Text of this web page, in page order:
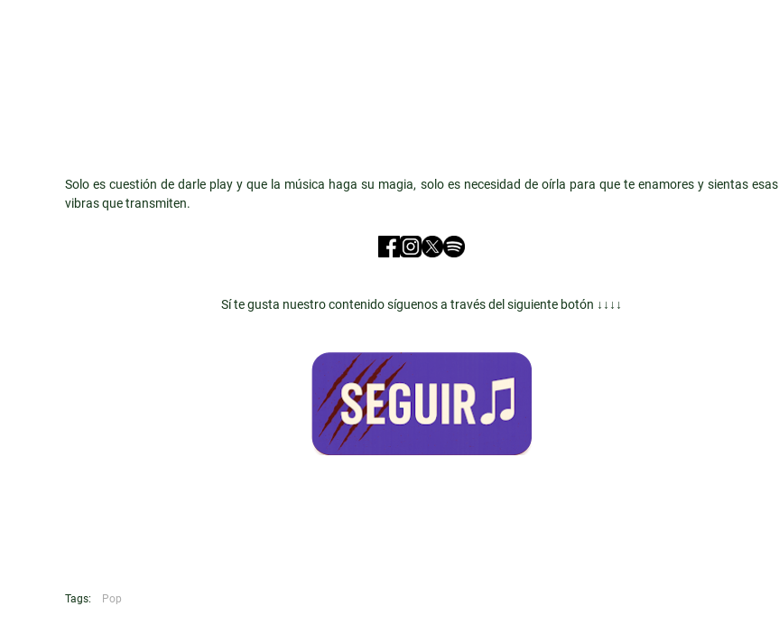
Solo es cuestión de darle play y que la música haga su magia, solo es necesidad de oírla para que te enamores y sientas esas
vibras que transmiten.
Sí te gusta nuestro contenido síguenos a través del siguiente botón ↓↓↓↓
Tags: Pop